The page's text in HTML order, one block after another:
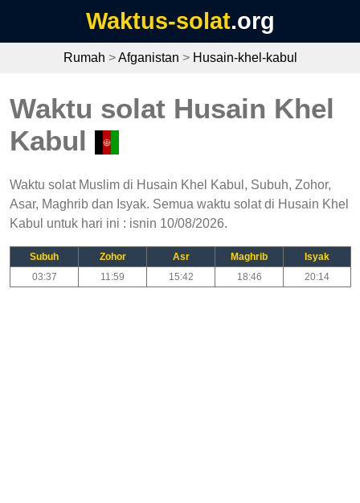
Waktus-solat.org
Rumah >Afganistan > Husain-khel-kabul
Waktu solat Husain Khel
Kabul
Waktu solat Muslim di Husain Khel Kabul, Subuh, Zohor,
Asar, Maghrib dan Isyak. Semua waktu solat di Husain Khel
Kabul untuk hari ini : isnin 10/08/2026.
Subuh Zohor Asr Maghrib
Isyak
03:37
11:59 15:42 18:46 20:14